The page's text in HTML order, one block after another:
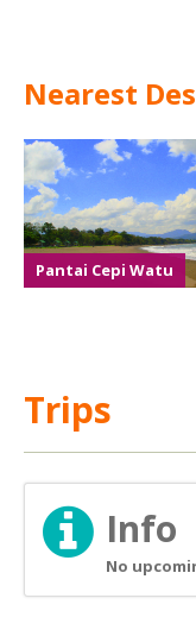
Nearest
Pantai Cepi Watu
Trips
Info
No